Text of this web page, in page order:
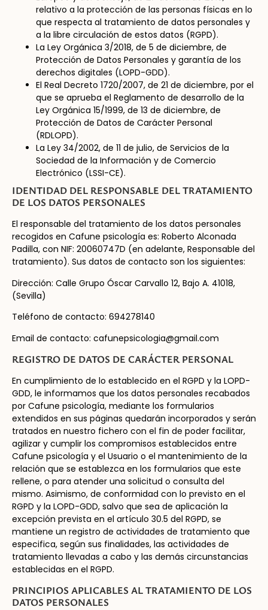
relativo a la protección de las personas físicas en lo
que respecta al tratamiento de datos personales y
a la libre circulación de estos datos (RGPD).
La Ley Orgánica 3/2018, de 5 de diciembre, de
Protección de Datos Personales y garantía de los
derechos digitales (LOPD-GDD).
El Real Decreto 1720/2007, de 21 de diciembre, por el
que se aprueba el Reglamento de desarrollo de la
Ley Orgánica 15/1999, de 13 de diciembre, de
Protección de Datos de Carácter Personal
(RDLOPD).
La Ley 34/2002, de 11 de julio, de Servicios de la
Sociedad de la Información y de Comercio
Electrónico (LSSI-CE).
IDENTIDAD DEL RESPONSABLE DEL TRATAMIENTO
DE LOS DATOS PERSONALES
El responsable del tratamiento de los datos personales
recogidos en Cafune psicología es: Roberto Alconada
Padilla, con NIF: 20060747D (en adelante, Responsable del
tratamiento). Sus datos de contacto son los siguientes:
Dirección: Calle Grupo Óscar Carvallo 12, Bajo A. 41018,
(Sevilla)
Teléfono de contacto: 694278140
Email de contacto: cafunepsicologia@gmail.com
REGISTRO DE DATOS DE CARÁCTER PERSONAL
En cumplimiento de lo establecido en el RGPD y la LOPD-
GDD, le informamos que los datos personales recabados
por Cafune psicología, mediante los formularios
extendidos en sus páginas quedarán incorporados y serán
tratados en nuestro fichero con el fin de poder facilitar,
agilizar y cumplir los compromisos establecidos entre
Cafune psicología y el Usuario o el mantenimiento de la
relación que se establezca en los formularios que este
rellene, o para atender una solicitud o consulta del
mismo. Asimismo, de conformidad con lo previsto en el
RGPD y la LOPD-GDD, salvo que sea de aplicación la
excepción prevista en el artículo 30.5 del RGPD, se
mantiene un registro de actividades de tratamiento que
especifica, según sus finalidades, las actividades de
tratamiento llevadas a cabo y las demás circunstancias
establecidas en el RGPD.
PRINCIPIOS APLICABLES AL TRATAMIENTO DE LOS
DATOS PERSONALES